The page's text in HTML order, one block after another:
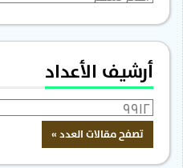
أرشيف الأعداد